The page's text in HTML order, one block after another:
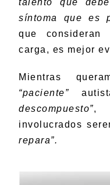
talento que
síntoma que es
que consideran
carga, es mejor
Mientras
“paciente”
descompuesto”,
involucrados
repara”.